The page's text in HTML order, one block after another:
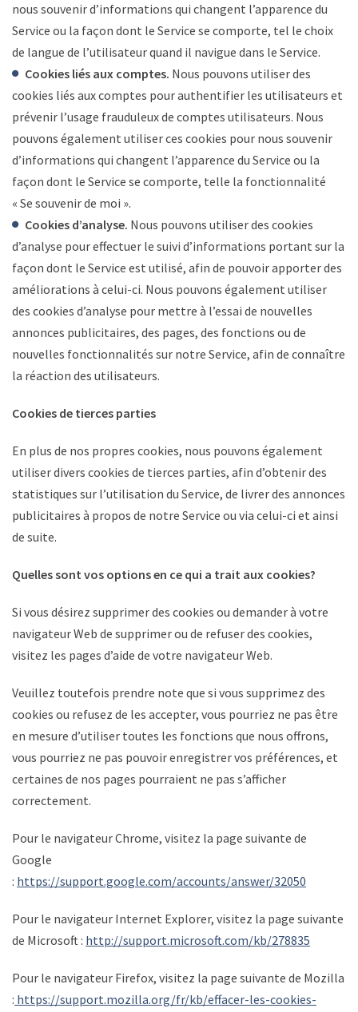
nous souvenir d’informations qui changent l’apparence du
Service ou la façon dont le Service se comporte, tel le choix
de langue de l’utilisateur quand il navigue dans le Service.
Cookies liés aux comptes. Nous pouvons utiliser des
cookies liés aux comptes pour authentifier les utilisateurs et
prévenir l’usage frauduleux de comptes utilisateurs. Nous
pouvons également utiliser ces cookies pour nous souvenir
d’informations qui changent l’apparence du Service ou la
façon dont le Service se comporte, telle la fonctionnalité
« Se souvenir de moi ».
Cookies d’analyse. Nous pouvons utiliser des cookies
d’analyse pour effectuer le suivi d’informations portant sur la
façon dont le Service est utilisé, afin de pouvoir apporter des
améliorations à celui-ci. Nous pouvons également utiliser
des cookies d’analyse pour mettre à l’essai de nouvelles
annonces publicitaires, des pages, des fonctions ou de
nouvelles fonctionnalités sur notre Service, afin de connaître
la réaction des utilisateurs.
Cookies de tierces parties
En plus de nos propres cookies, nous pouvons également
utiliser divers cookies de tierces parties, afin d’obtenir des
statistiques sur l’utilisation du Service, de livrer des annonces
publicitaires à propos de notre Service ou via celui-ci et ainsi
de suite.
Quelles sont vos options en ce qui a trait aux cookies?
Si vous désirez supprimer des cookies ou demander à votre
navigateur Web de supprimer ou de refuser des cookies,
visitez les pages d’aide de votre navigateur Web.
Veuillez toutefois prendre note que si vous supprimez des
cookies ou refusez de les accepter, vous pourriez ne pas être
en mesure d’utiliser toutes les fonctions que nous offrons,
vous pourriez ne pas pouvoir enregistrer vos préférences, et
certaines de nos pages pourraient ne pas s’afficher
correctement.
Pour le navigateur Chrome, visitez la page suivante de
Google
: https://support.google.com/accounts/answer/32050
Pour le navigateur Internet Explorer, visitez la page suivante
de Microsoft : http://support.microsoft.com/kb/278835
Pour le navigateur Firefox, visitez la page suivante de Mozilla
: https://support.mozilla.org/fr/kb/effacer-les-cookies-